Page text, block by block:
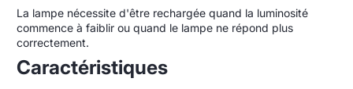
La lampe nécessite d'être rechargée quand la luminosité
commence à faiblir ou quand le lampe ne répond plus
correctement.
Caractéristiques